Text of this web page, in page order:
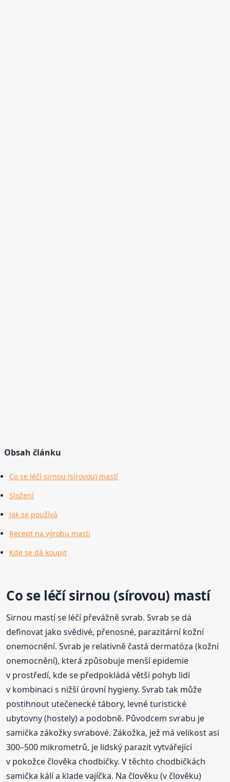
Obsah článku
Co se léčí sirnou (sírovou) mastí
Složení
Jak se používá
Recept na výrobu masti
Kde se dá koupit
Co se léčí sirnou (sírovou) mastí
Sirnou mastí se léčí převážně svrab. Svrab se dá
definovat jako svědivé, přenosné, parazitární kožní
onemocnění. Svrab je relativně častá dermatóza (kožní
onemocnění), která způsobuje menší epidemie
v prostředí, kde se předpokládá větší pohyb lidí
v kombinaci s nižší úrovní hygieny. Svrab tak může
postihnout utečenecké tábory, levné turistické
ubytovny (hostely) a podobně. Původcem svrabu je
samička zákožky svrabové. Zákožka, jež má velikost asi
300–500 mikrometrů, je lidský parazit vytvářející
v pokožce člověka chodbičky. V těchto chodbičkách
samička kálí a klade vajíčka. Na člověku (v člověku)